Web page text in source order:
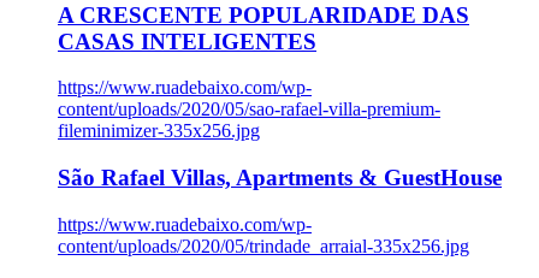
A CRESCENTE POPULARIDADE DAS
CASAS INTELIGENTES
https://www.ruadebaixo.com/wp-
content/uploads/2020/05/sao-rafael-villa-premium-
fileminimizer-335x256.jpg
São Rafael Villas, Apartments & GuestHouse
https://www.ruadebaixo.com/wp-
content/uploads/2020/05/trindade_arraial-335x256.jpg